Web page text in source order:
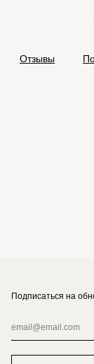
Отзывы
Подписаться на